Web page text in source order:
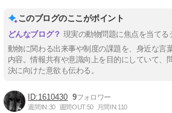
このブログのここがポイント
現実の動物問題に焦点を当てる
動物に関わる出来事や制度の課題を、身近な言
内容。情報共有や意識向上を目的にしていて、
決に向けた意欲も伝わる。
1610430 9
週間IN:30 週間OUT:50 月間IN:110